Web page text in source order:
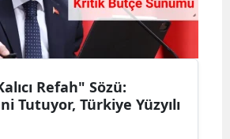
Refah" Sözü:
Tutuyor, Türkiye Yüzyılı